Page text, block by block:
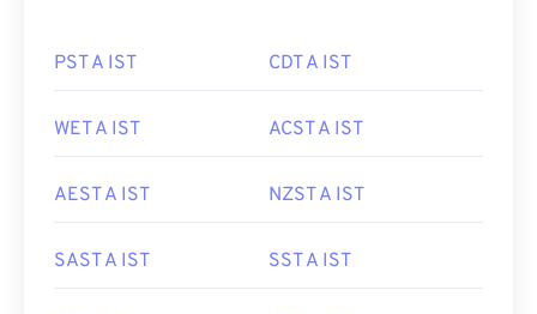
PST A IST CDT A IST
WET A IST ACST A IST
AEST A IST NZST A IST
SAST A IST SST A IST